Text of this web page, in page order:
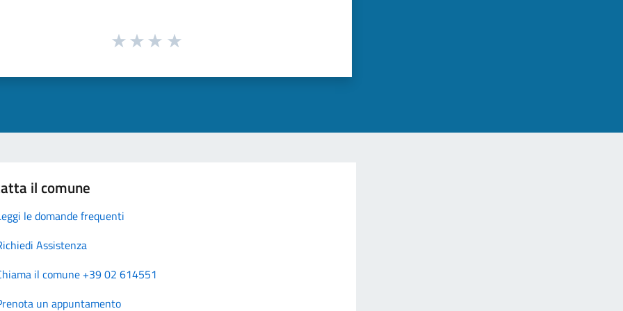
il comune
le domande frequenti
Assistenza
il comune +39 02 614551
un appuntamento